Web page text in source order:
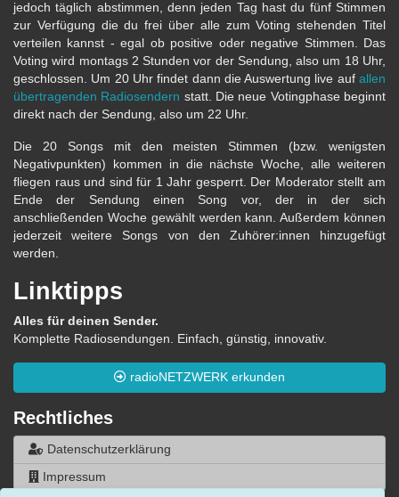
jedoch täglich abstimmen, denn jeden Tag hast du fünf Stimmen
zur Verfügung die du frei über alle zum Voting stehenden Titel
verteilen kannst - egal ob positive oder negative Stimmen. Das
Voting wird montags 2 Stunden vor der Sendung, also um 18 Uhr,
geschlossen. Um 20 Uhr findet dann die Auswertung live auf allen
übertragenden Radiosendern statt. Die neue Votingphase beginnt
direkt nach der Sendung, also um 22 Uhr.
Die 20 Songs mit den meisten Stimmen (bzw. wenigsten
Negativpunkten) kommen in die nächste Woche, alle weiteren
fliegen raus und sind für 1 Jahr gesperrt. Der Moderator stellt am
Ende der Sendung einen Song vor, der in der sich
anschließenden Woche gewählt werden kann. Außerdem können
jederzeit weitere Songs von den Zuhörer:innen hinzugefügt
werden.
Linktipps
Alles für deinen Sender.
Komplette Radiosendungen. Einfach, günstig, innovativ.
radioNETZWERK erkunden
Rechtliches
Datenschutzerklärung
Impressum